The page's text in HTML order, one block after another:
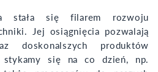
stała się filarem rozwoju
Jej osiągnięcia pozwalają
doskonalszych produktów
się na co dzień, np.